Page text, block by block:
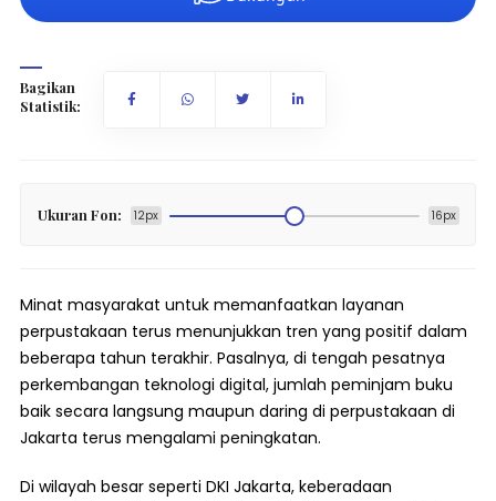
Bagikan
Statistik:
Ukuran Fon: 12px 16px
Minat masyarakat untuk memanfaatkan layanan
perpustakaan terus menunjukkan tren yang positif dalam
beberapa tahun terakhir. Pasalnya, di tengah pesatnya
perkembangan teknologi digital, jumlah peminjam buku
baik secara langsung maupun daring di perpustakaan di
Jakarta terus mengalami peningkatan.
Di wilayah besar seperti DKI Jakarta, keberadaan